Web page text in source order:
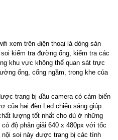
xem trên điện thoại là dòng sản
kiểm tra đường ống, kiểm tra các
khu vực không thể quan sát trực
ống, cống ngầm, trong khe của
trang bị đầu camera có cảm biến
của hai đèn Led chiếu sáng giúp
lượng tốt nhất cho dù ở những
độ phân giải 640 x 480px với tốc
soi này được trang bị các tính